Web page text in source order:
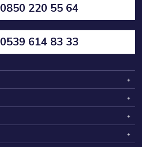
0850 220 55 64
0539 614 83 33